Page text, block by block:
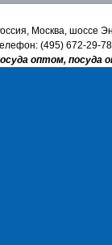
Москва, шоссе
(495) 672-29-
оптом, посуда